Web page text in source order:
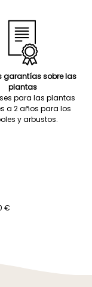
garantías sobre las
plantas
para las plantas
a 2 años para los
y arbustos.
€